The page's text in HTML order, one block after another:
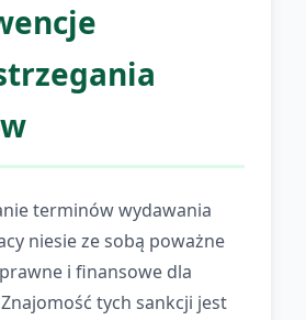
terminów wydawania
niesie ze sobą poważne
i finansowe dla
tych sankcji jest